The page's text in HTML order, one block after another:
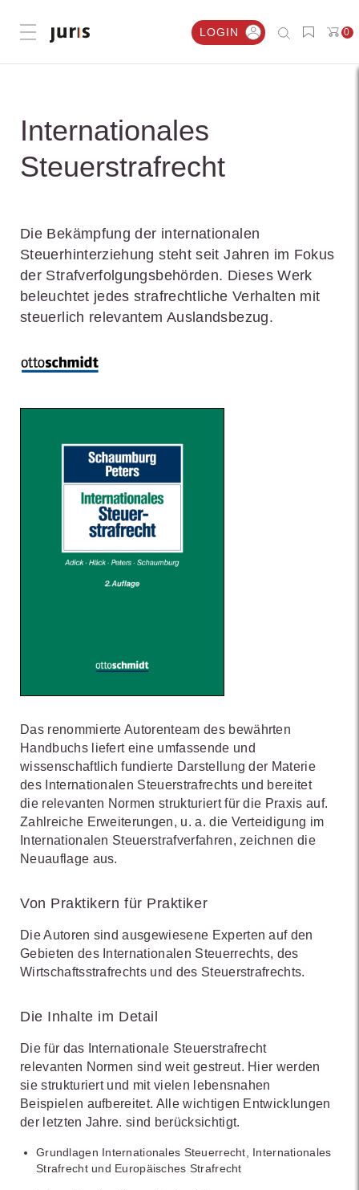
Menü öffnen LOGIN 0
Internationales
Steuerstrafrecht
Die Bekämpfung der internationalen
Steuerhinterziehung steht seit Jahren im Fokus
der Strafverfolgungsbehörden. Dieses Werk
beleuchtet jedes strafrechtliche Verhalten mit
steuerlich relevantem Auslandsbezug.
Das renommierte Autorenteam des bewährten
Handbuchs liefert eine umfassende und
wissenschaftlich fundierte Darstellung der Materie
des Internationalen Steuerstrafrechts und bereitet
die relevanten Normen strukturiert für die Praxis auf.
Zahlreiche Erweiterungen, u. a. die Verteidigung im
Internationalen Steuerstrafverfahren, zeichnen die
Neuauflage aus.
Von Praktikern für Praktiker
Die Autoren sind ausgewiesene Experten auf den
Gebieten des Internationalen Steuerrechts, des
Wirtschaftsstrafrechts und des Steuerstrafrechts.
Die Inhalte im Detail
Die für das Internationale Steuerstrafrecht
relevanten Normen sind weit gestreut. Hier werden
sie strukturiert und mit vielen lebensnahen
Beispielen aufbereitet. Alle wichtigen Entwicklungen
der letzten Jahre. sind berücksichtigt.
Grundlagen Internationales Steuerrecht, Internationales
Strafrecht und Europäisches Strafrecht